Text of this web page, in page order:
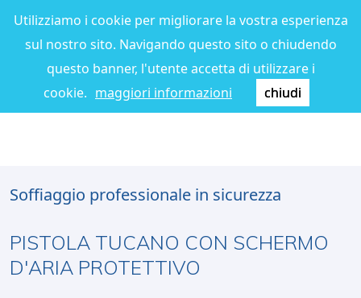
Utilizziamo i cookie per migliorare la vostra esperienza
sul nostro sito. Navigando questo sito o chiudendo
questo banner, l'utente accetta di utilizzare i
cookie. maggiori informazioni chiudi
Soffiaggio professionale in sicurezza
PISTOLA TUCANO CON SCHERMO
D'ARIA PROTETTIVO